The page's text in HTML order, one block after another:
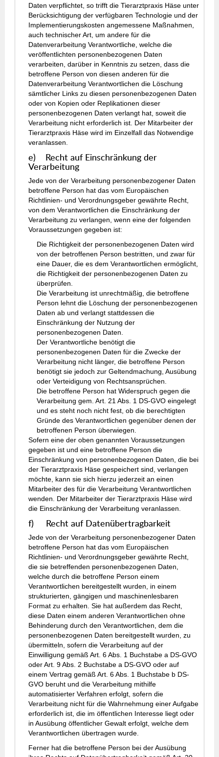
Daten verpflichtet, so trifft die Tierarztpraxis Häse unter
Berücksichtigung der verfügbaren Technologie und der
Implementierungskosten angemessene Maßnahmen,
auch technischer Art, um andere für die
Datenverarbeitung Verantwortliche, welche die
veröffentlichten personenbezogenen Daten
verarbeiten, darüber in Kenntnis zu setzen, dass die
betroffene Person von diesen anderen für die
Datenverarbeitung Verantwortlichen die Löschung
sämtlicher Links zu diesen personenbezogenen Daten
oder von Kopien oder Replikationen dieser
personenbezogenen Daten verlangt hat, soweit die
Verarbeitung nicht erforderlich ist. Der Mitarbeiter der
Tierarztpraxis Häse wird im Einzelfall das Notwendige
veranlassen.
e) Recht auf Einschränkung der
Verarbeitung
Jede von der Verarbeitung personenbezogener Daten
betroffene Person hat das vom Europäischen
Richtlinien- und Verordnungsgeber gewährte Recht,
von dem Verantwortlichen die Einschränkung der
Verarbeitung zu verlangen, wenn eine der folgenden
Voraussetzungen gegeben ist:
Die Richtigkeit der personenbezogenen Daten wird
von der betroffenen Person bestritten, und zwar für
eine Dauer, die es dem Verantwortlichen ermöglicht,
die Richtigkeit der personenbezogenen Daten zu
überprüfen.
Die Verarbeitung ist unrechtmäßig, die betroffene
Person lehnt die Löschung der personenbezogenen
Daten ab und verlangt stattdessen die
Einschränkung der Nutzung der
personenbezogenen Daten.
Der Verantwortliche benötigt die
personenbezogenen Daten für die Zwecke der
Verarbeitung nicht länger, die betroffene Person
benötigt sie jedoch zur Geltendmachung, Ausübung
oder Verteidigung von Rechtsansprüchen.
Die betroffene Person hat Widerspruch gegen die
Verarbeitung gem. Art. 21 Abs. 1 DS-GVO eingelegt
und es steht noch nicht fest, ob die berechtigten
Gründe des Verantwortlichen gegenüber denen der
betroffenen Person überwiegen.
Sofern eine der oben genannten Voraussetzungen
gegeben ist und eine betroffene Person die
Einschränkung von personenbezogenen Daten, die bei
der Tierarztpraxis Häse gespeichert sind, verlangen
möchte, kann sie sich hierzu jederzeit an einen
Mitarbeiter des für die Verarbeitung Verantwortlichen
wenden. Der Mitarbeiter der Tierarztpraxis Häse wird
die Einschränkung der Verarbeitung veranlassen.
f) Recht auf Datenübertragbarkeit
Jede von der Verarbeitung personenbezogener Daten
betroffene Person hat das vom Europäischen
Richtlinien- und Verordnungsgeber gewährte Recht,
die sie betreffenden personenbezogenen Daten,
welche durch die betroffene Person einem
Verantwortlichen bereitgestellt wurden, in einem
strukturierten, gängigen und maschinenlesbaren
Format zu erhalten. Sie hat außerdem das Recht,
diese Daten einem anderen Verantwortlichen ohne
Behinderung durch den Verantwortlichen, dem die
personenbezogenen Daten bereitgestellt wurden, zu
übermitteln, sofern die Verarbeitung auf der
Einwilligung gemäß Art. 6 Abs. 1 Buchstabe a DS-GVO
oder Art. 9 Abs. 2 Buchstabe a DS-GVO oder auf
einem Vertrag gemäß Art. 6 Abs. 1 Buchstabe b DS-
GVO beruht und die Verarbeitung mithilfe
automatisierter Verfahren erfolgt, sofern die
Verarbeitung nicht für die Wahrnehmung einer Aufgabe
erforderlich ist, die im öffentlichen Interesse liegt oder
in Ausübung öffentlicher Gewalt erfolgt, welche dem
Verantwortlichen übertragen wurde.
Ferner hat die betroffene Person bei der Ausübung